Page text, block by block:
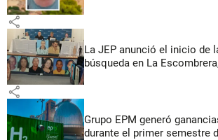
share
La JEP anunció el inicio de
búsqueda en La
share
Grupo EPM generó
durante el primer semestre